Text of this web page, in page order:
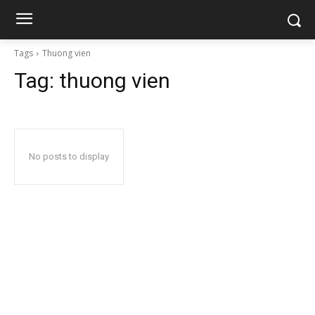
Tags Thuong vien
Tag: thuong vien
No posts to display